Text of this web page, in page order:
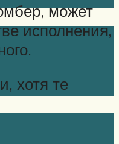
может
исполнения,
хотя те